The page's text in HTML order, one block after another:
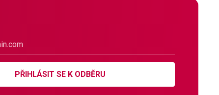
PŘIHLÁSIT SE K ODBĚRU